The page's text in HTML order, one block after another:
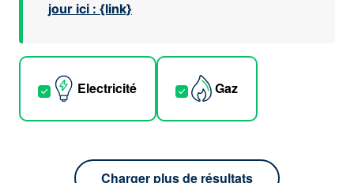
jour ici : {link}
Electricité Gaz
Charger plus de résultats